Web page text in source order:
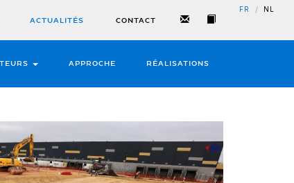
ACTUALITÉS CONTACT
APPROCHE RÉALISATIONS
NL
/
FR